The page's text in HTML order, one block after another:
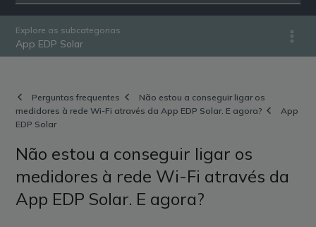
Explore as subcategorias
App EDP Solar
Perguntas frequentes
Não estou a conseguir ligar os
medidores à rede Wi-Fi através da App EDP Solar. E agora?
App
EDP Solar
Não estou a conseguir ligar os
medidores à rede Wi-Fi através da
App EDP Solar. E agora?